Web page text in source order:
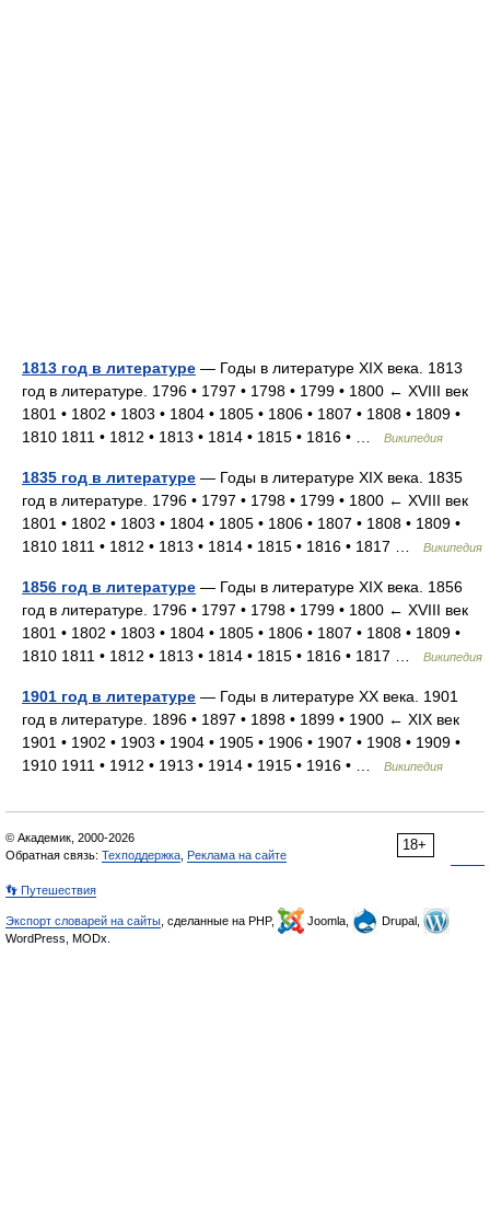
1813 год в литературе — Годы в литературе XIX века. 1813
год в литературе. 1796 • 1797 • 1798 • 1799 • 1800 ← XVIII век
1801 • 1802 • 1803 • 1804 • 1805 • 1806 • 1807 • 1808 • 1809 •
1810 1811 • 1812 • 1813 • 1814 • 1815 • 1816 • …
Википедия
1835 год в литературе — Годы в литературе XIX века. 1835
год в литературе. 1796 • 1797 • 1798 • 1799 • 1800 ← XVIII век
1801 • 1802 • 1803 • 1804 • 1805 • 1806 • 1807 • 1808 • 1809 •
1810 1811 • 1812 • 1813 • 1814 • 1815 • 1816 • 1817 …
Википедия
1856 год в литературе — Годы в литературе XIX века. 1856
год в литературе. 1796 • 1797 • 1798 • 1799 • 1800 ← XVIII век
1801 • 1802 • 1803 • 1804 • 1805 • 1806 • 1807 • 1808 • 1809 •
1810 1811 • 1812 • 1813 • 1814 • 1815 • 1816 • 1817 …
Википедия
1901 год в литературе — Годы в литературе XX века. 1901
год в литературе. 1896 • 1897 • 1898 • 1899 • 1900 ← XIX век
1901 • 1902 • 1903 • 1904 • 1905 • 1906 • 1907 • 1908 • 1909 •
1910 1911 • 1912 • 1913 • 1914 • 1915 • 1916 • …
Википедия
18+
© Академик, 2000-2026
Обратная связь: Техподдержка Реклама на сайте
👣 Путешествия
Экспорт словарей на сайты , сделанные на PHP, Joomla,
Drupal,
WordPress, MODx.